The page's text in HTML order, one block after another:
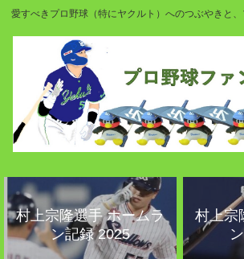
愛すべきプロ野球（特にヤクルト）へのつぶやきと
村上宗隆選手 ホームラ
ン記録 2025
村上宗